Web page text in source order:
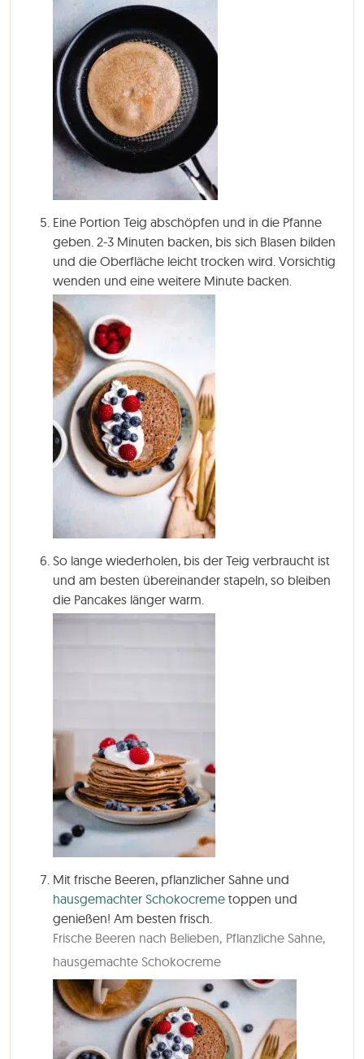
Eine Portion Teig abschöpfen und in die Pfanne
geben. 2-3 Minuten backen, bis sich Blasen bilden
und die Oberfläche leicht trocken wird. Vorsichtig
wenden und eine weitere Minute backen.
So lange wiederholen, bis der Teig verbraucht ist
und am besten übereinander stapeln, so bleiben
die Pancakes länger warm.
Mit frische Beeren, pflanzlicher Sahne und
hausgemachter Schokocreme toppen und
genießen! Am besten frisch.
Frische Beeren nach Belieben, Pflanzliche Sahne,
hausgemachte Schokocreme